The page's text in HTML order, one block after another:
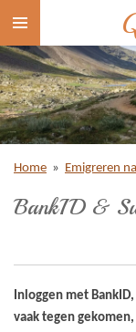
Ga
naar
de
hoofdinhoud
Home » Emigreren
BankID &
Inloggen met
vaak tegen